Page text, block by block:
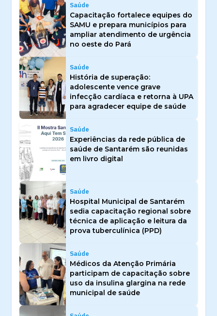
Saúde
Capacitação fortalece equipes do
SAMU e prepara municípios para
ampliar atendimento de urgência
no oeste do Pará
Saúde
História de superação:
adolescente vence grave
infecção cardíaca e retorna à UPA
para agradecer equipe de saúde
Saúde
Experiências da rede pública de
saúde de Santarém são reunidas
em livro digital
Saúde
Hospital Municipal de Santarém
sedia capacitação regional sobre
técnica de aplicação e leitura da
prova tuberculínica (PPD)
Saúde
Médicos da Atenção Primária
participam de capacitação sobre
uso da insulina glargina na rede
municipal de saúde